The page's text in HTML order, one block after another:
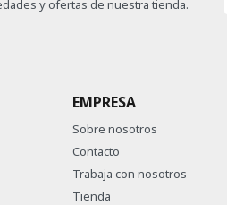
y ofertas de nuestra tienda.
EMPRESA
Sobre nosotros
Contacto
Trabaja con nosotros
Tienda